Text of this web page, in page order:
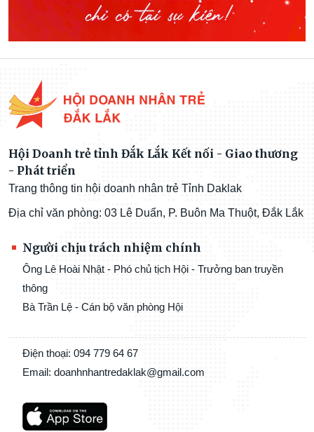
Hội Doanh trẻ tỉnh Đắk Lắk Kết nối - Giao thương
- Phát triển
Trang thông tin hội doanh nhân trẻ Tỉnh Daklak
Địa chỉ văn phòng: 03 Lê Duẩn, P. Buôn Ma Thuột, Đắk Lắk
Người chịu trách nhiệm chính
Ông Lê Hoài Nhật - Phó chủ tịch Hội - Trưởng ban truyền
thông
Bà Trần Lệ - Cán bộ văn phòng Hội
Điện thoại: 094 779 64 67
Email: doanhnhantredaklak@gmail.com